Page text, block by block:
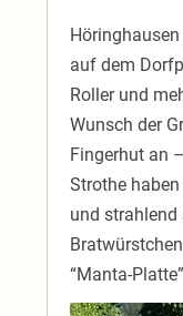
auf dem
Roller und
Wunsch der
Fingerhut an
Strothe
und strahlend
“Manta-